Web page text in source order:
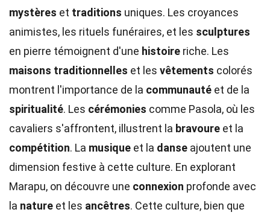
mystères et traditions uniques. Les croyances
animistes, les rituels funéraires, et les sculptures
en pierre témoignent d'une histoire riche. Les
maisons traditionnelles et les vêtements colorés
montrent l'importance de la communauté et de la
spiritualité. Les cérémonies comme Pasola, où les
cavaliers s'affrontent, illustrent la bravoure et la
compétition. La musique et la danse ajoutent une
dimension festive à cette culture. En explorant
Marapu, on découvre une connexion profonde avec
la nature et les ancêtres. Cette culture, bien que